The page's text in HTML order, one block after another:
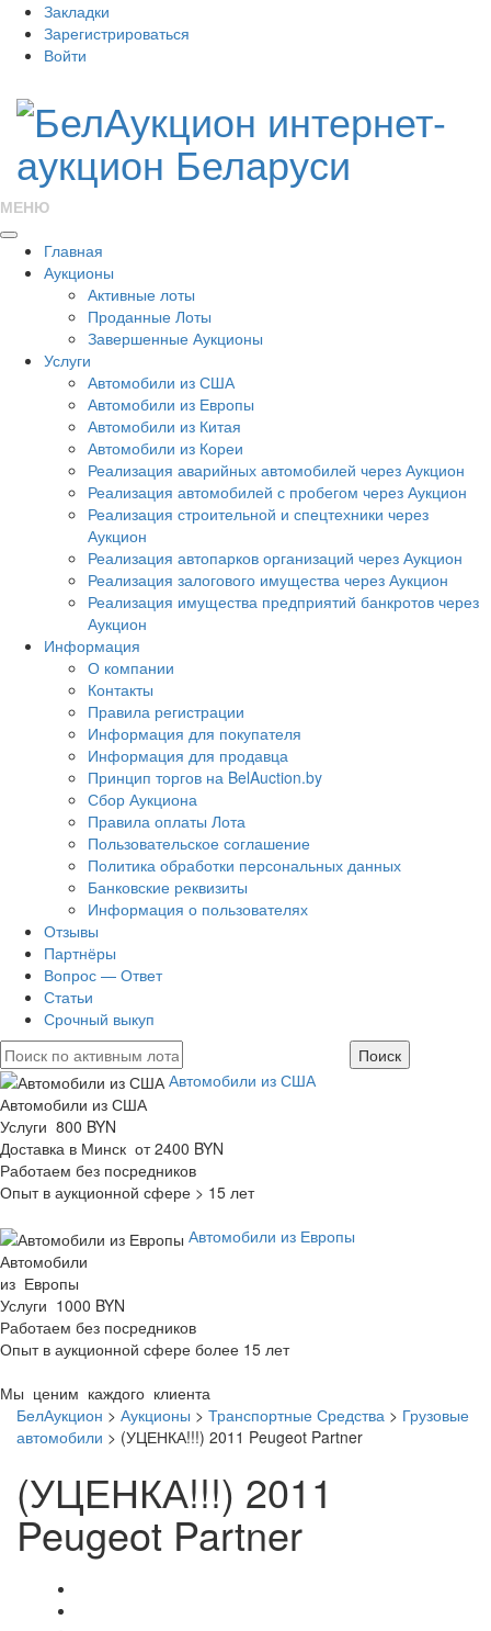
Закладки
Зарегистрироваться
Войти
МЕНЮ
Главная
Аукционы
Активные лоты
Проданные Лоты
Завершенные Аукционы
Услуги
Автомобили из США
Автомобили из Европы
Автомобили из Китая
Автомобили из Кореи
Реализация аварийных автомобилей через Аукцион
Реализация автомобилей с пробегом через Аукцион
Реализация строительной и спецтехники через
Аукцион
Реализация автопарков организаций через Аукцион
Реализация залогового имущества через Аукцион
Реализация имущества предприятий банкротов через
Аукцион
Информация
О компании
Контакты
Правила регистрации
Информация для покупателя
Информация для продавца
Принцип торгов на BelAuction.by
Сбор Аукциона
Правила оплаты Лота
Пользовательское соглашение
Политика обработки персональных данных
Банковские реквизиты
Информация о пользователях
Отзывы
Партнёры
Вопрос — Ответ
Статьи
Срочный выкуп
Автомобили из США
Автомобили из США
Услуги 800 BYN
Доставка в Минск от 2400 BYN
Работаем без посредников
Опыт в аукционной сфере > 15 лет
Автомобили из Европы
Автомобили
из Европы
Услуги 1000 BYN
Работаем без посредников
Опыт в аукционной сфере более 15 лет
Мы ценим каждого клиента
БелАукцион > Аукционы > Транспортные Средства > Грузовые
автомобили > (УЦЕНКА!!!) 2011 Peugeot Partner
(УЦЕНКА!!!) 2011
Peugeot Partner